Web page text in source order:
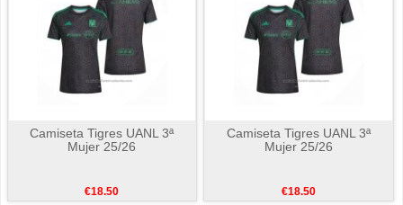
Camiseta Tigres UANL 3ª
Mujer 25/26
€18.50
Camiseta Tigres UANL 3ª
Mujer 25/26
€18.50